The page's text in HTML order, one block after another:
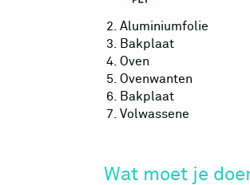
Aluminiumfolie
Bakplaat
Oven
Ovenwanten
Bakplaat
Volwassene
Wat moet je